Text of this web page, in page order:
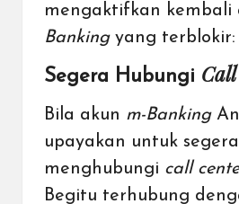
mengaktifkan kembali
Banking yang terblokir:
Segera Hubungi
Bila akun m-Banking
upayakan untuk segera
menghubungi call
Begitu terhubung